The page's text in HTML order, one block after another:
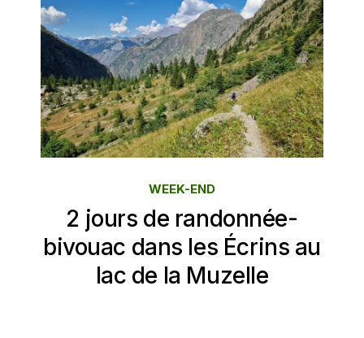
2 jours de randonnée-
bivouac dans les Écrins au
lac de la Muzelle
WEEK-END